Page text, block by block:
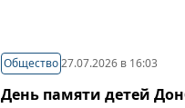
Общество27.07.2026 в 16:03
День памяти детей